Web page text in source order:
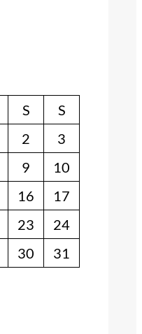
S
S
2
3
9
10
16
17
23
24
30
31